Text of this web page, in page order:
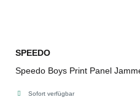
SPEEDO
Speedo Boys Print Panel
Sofort verfügbar